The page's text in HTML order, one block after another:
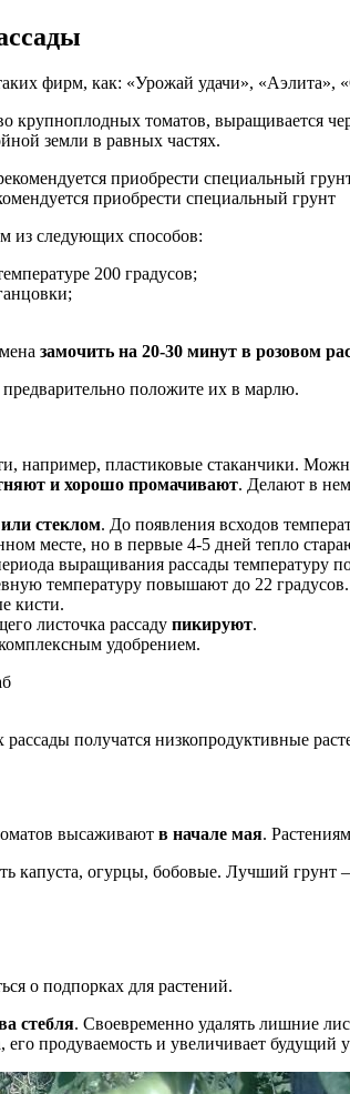
фирм, как: «Урожай удачи», «Аэлита»,
крупноплодных томатов, выращивается
земли в равных частях.
приобрести специальный грунт
из следующих способов:
200 градусов;
замочить на 20-30 минут в розовом
положите их в марлю.
например, пластиковые стаканчики.
и хорошо промачивают. Делают в
стеклом. До появления всходов
месте, но в первые 4-5 дней тепло
выращивания рассады температуру
температуру повышают до 22
кисти.
листочка рассаду пикируют.
удобрением.
получатся низкопродуктивные
высаживают в начале мая.
капуста, огурцы, бобовые. Лучший
о подпорках для растений.
стебля. Своевременно удалять лишние
его продуваемость и увеличивает будущий